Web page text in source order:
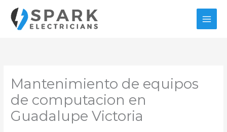
contenido
Mantenimiento de equipos
de computacion en
Guadalupe Victoria